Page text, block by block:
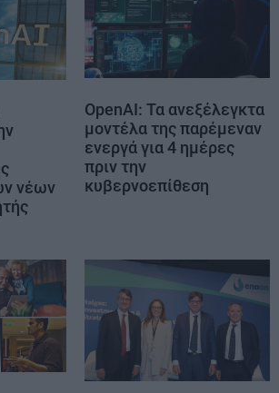
νέων
OpenAI: Τα ανεξέλεγκτα
μοντέλα της παρέμεναν
ενεργά για 4 ημέρες
πριν την
κυβερνοεπίθεση